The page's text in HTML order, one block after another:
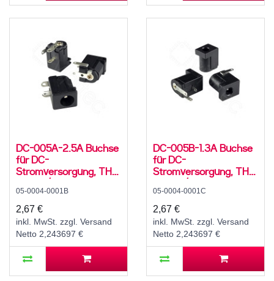
DC-005A-2.5A Buchse
für DC-
Stromversorgung, THT,
für 5,5 / 2,5 mm
Hohlstecker, 30 V, 500
mA, 90°, -20..70 °C
05-0004-0001B
2,67 €
inkl. MwSt. zzgl. Versand
Netto 2,243697 €
DC-005B-1.3A Buchse
für DC-
Stromversorgung, THT,
für 3,5 / 1,35 mm
Hohlstecker, 30 V, 500
mA, 90°, -20..70 °C
05-0004-0001C
2,67 €
inkl. MwSt. zzgl. Versand
Netto 2,243697 €